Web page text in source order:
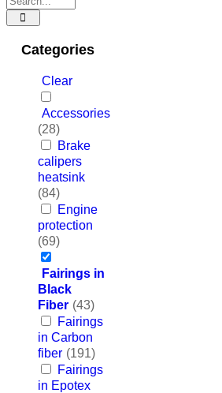
Categories
Clear
Accessories
(28)
Brake
calipers
heatsink
(84)
Engine
protection
(69)
Fairings in
Black
Fiber (43)
Fairings
in Carbon
fiber (191)
Fairings
in Epotex